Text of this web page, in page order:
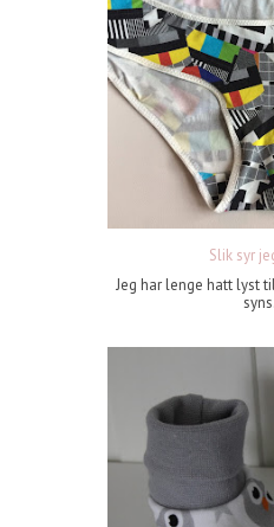
Slik syr
Jeg har lenge hatt lyst